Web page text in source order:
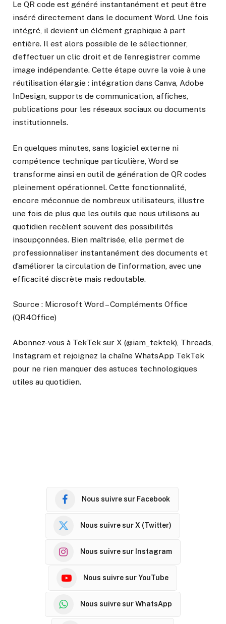
Le QR code est généré instantanément et peut être
inséré directement dans le document Word. Une fois
intégré, il devient un élément graphique à part
entière. Il est alors possible de le sélectionner,
d’effectuer un clic droit et de l’enregistrer comme
image indépendante. Cette étape ouvre la voie à une
réutilisation élargie : intégration dans Canva, Adobe
InDesign, supports de communication, affiches,
publications pour les réseaux sociaux ou documents
institutionnels.
En quelques minutes, sans logiciel externe ni
compétence technique particulière, Word se
transforme ainsi en outil de génération de QR codes
pleinement opérationnel. Cette fonctionnalité,
encore méconnue de nombreux utilisateurs, illustre
une fois de plus que les outils que nous utilisons au
quotidien recèlent souvent des possibilités
insoupçonnées. Bien maîtrisée, elle permet de
professionnaliser instantanément des documents et
d’améliorer la circulation de l’information, avec une
efficacité discrète mais redoutable.
Source : Microsoft Word – Compléments Office
(QR4Office)
Abonnez-vous à TekTek sur X (@iam_tektek), Threads,
Instagram et rejoignez la chaîne WhatsApp TekTek
pour ne rien manquer des astuces technologiques
utiles au quotidien.
Nous suivre sur Facebook
Nous suivre sur X (Twitter)
Nous suivre sur Instagram
Nous suivre sur YouTube
Nous suivre sur WhatsApp